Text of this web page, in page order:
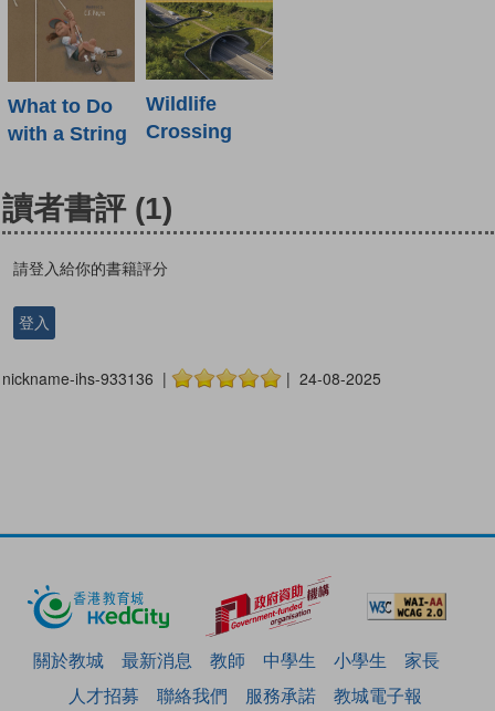
What to Do
with a String
Wildlife
Crossing
讀者書評 (1)
請登入給你的書籍評分
登入
nickname-ihs-933136 | | 24-08-2025
關於教城 最新消息 教師 中學生 小學生
家長
人才招募
聯絡我們 服務承諾 教城電子報